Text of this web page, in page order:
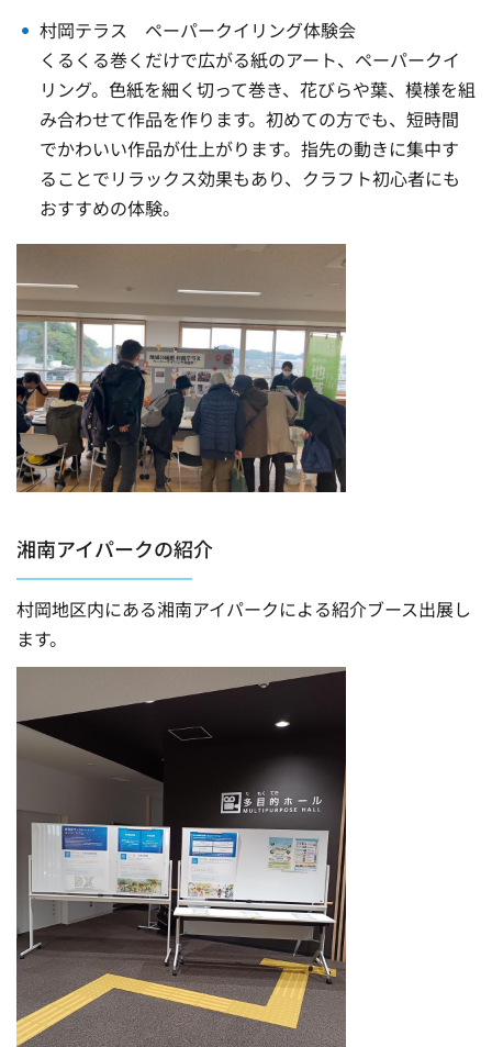
村岡テラス ペーパークイリング体験会
くるくる巻くだけで広がる紙のアート、ペーパークイ
リング。色紙を細く切って巻き、花びらや葉、模様を組
み合わせて作品を作ります。初めての方でも、短時間
でかわいい作品が仕上がります。指先の動きに集中す
ることでリラックス効果もあり、クラフト初心者にも
おすすめの体験。
湘南アイパークの紹介
村岡地区内にある湘南アイパークによる紹介ブース出展し
ます。